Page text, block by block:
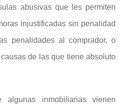
abusivas que les permiten
injustificadas sin penalidad
penalidades al comprador, o
de las que tiene absoluto
algunas inmobiliarias vienen